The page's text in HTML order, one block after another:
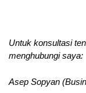
Untuk konsultasi
menghubungi saya:
Asep Sopyan